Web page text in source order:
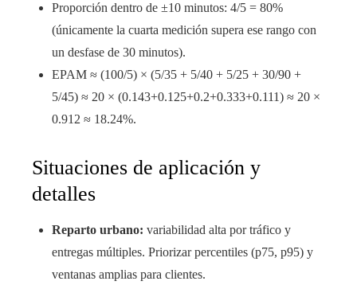
Proporción dentro de ±10 minutos: 4/5 = 80%
(únicamente la cuarta medición supera ese rango con
un desfase de 30 minutos).
EPAM ≈ (100/5) × (5/35 + 5/40 + 5/25 + 30/90 +
5/45) ≈ 20 × (0.143+0.125+0.2+0.333+0.111) ≈ 20 ×
0.912 ≈ 18.24%.
Situaciones de aplicación y
detalles
Reparto urbano: variabilidad alta por tráfico y
entregas múltiples. Priorizar percentiles (p75, p95) y
ventanas amplias para clientes.